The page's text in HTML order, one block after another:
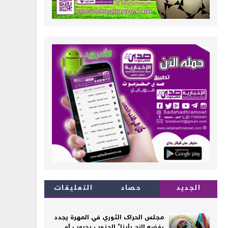
الجديد حصاد التعليقات
مجلس الحراك الثوري في المهرة يجدد